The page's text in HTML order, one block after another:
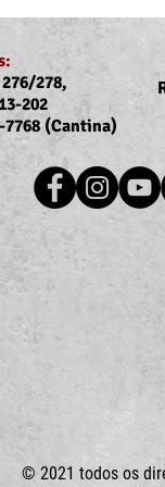
Recomposição
saúde:
novos valores
de julho
agosto)
278,
202
7768 (Cantina)
© 2021 todos os